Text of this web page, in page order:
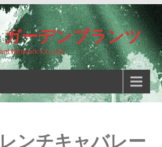
ーデンプランツ
Network Co.,Ltd.
ンチキャバレー